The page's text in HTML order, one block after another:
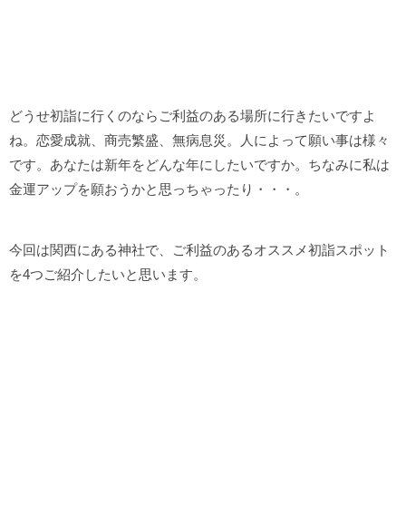
どうせ初詣に行くのならご利益のある場所に行きたいですよ
ね。恋愛成就、商売繁盛、無病息災。人によって願い事は様々
です。あなたは新年をどんな年にしたいですか。ちなみに私は
金運アップを願おうかと思っちゃったり・・・。
今回は関西にある神社で、ご利益のあるオススメ初詣スポット
を4つご紹介したいと思います。